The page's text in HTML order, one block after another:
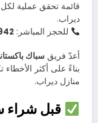
قائمة تحقق عملية
ديراب.
للحجز المباشر:
أعدّ فريق سباك
بناءً على أكثر
منازل ديراب.
قبل شراء